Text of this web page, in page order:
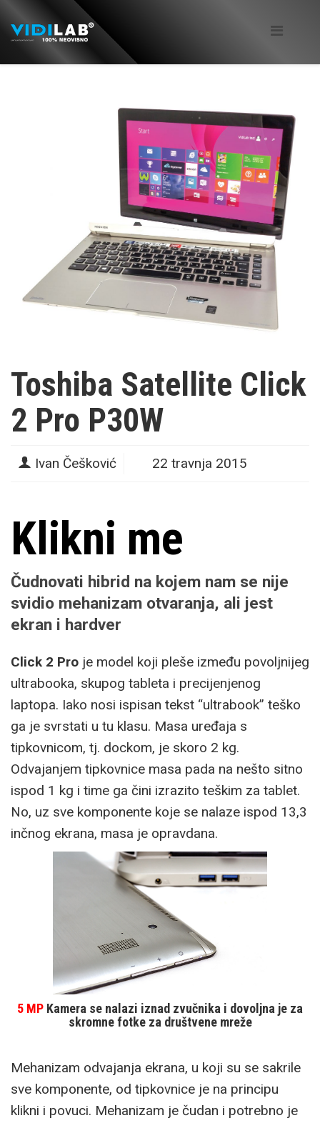
Toshiba Satellite Click
2 Pro P30W
Ivan Češković 22 travnja 2015
Klikni me
Čudnovati hibrid na kojem nam se nije
svidio mehanizam otvaranja, ali jest
ekran i hardver
Click 2 Pro je model koji pleše između povoljnijeg
ultrabooka, skupog tableta i precijenjenog
laptopa. Iako nosi ispisan tekst “ultrabook” teško
ga je svrstati u tu klasu. Masa uređaja s
tipkovnicom, tj. dockom, je skoro 2 kg.
Odvajanjem tipkovnice masa pada na nešto sitno
ispod 1 kg i time ga čini izrazito teškim za tablet.
No, uz sve komponente koje se nalaze ispod 13,3
inčnog ekrana, masa je opravdana.
5 MP Kamera se nalazi iznad zvučnika i dovoljna je za
skromne fotke za društvene mreže
Mehanizam odvajanja ekrana, u koji su se sakrile
sve komponente, od tipkovnice je na principu
klikni i povuci. Mehanizam je čudan i potrebno je